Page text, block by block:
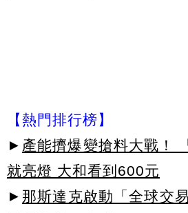
【熱門排行榜】
► 產能擠爆變搶料大戰！
就亮燈 大和看到600元
► 那斯達克啟動「全球交